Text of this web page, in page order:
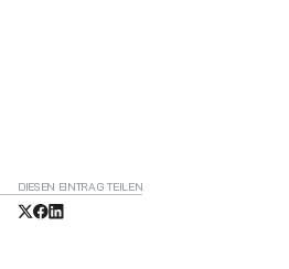
DIESEN EINTRAG TEILEN